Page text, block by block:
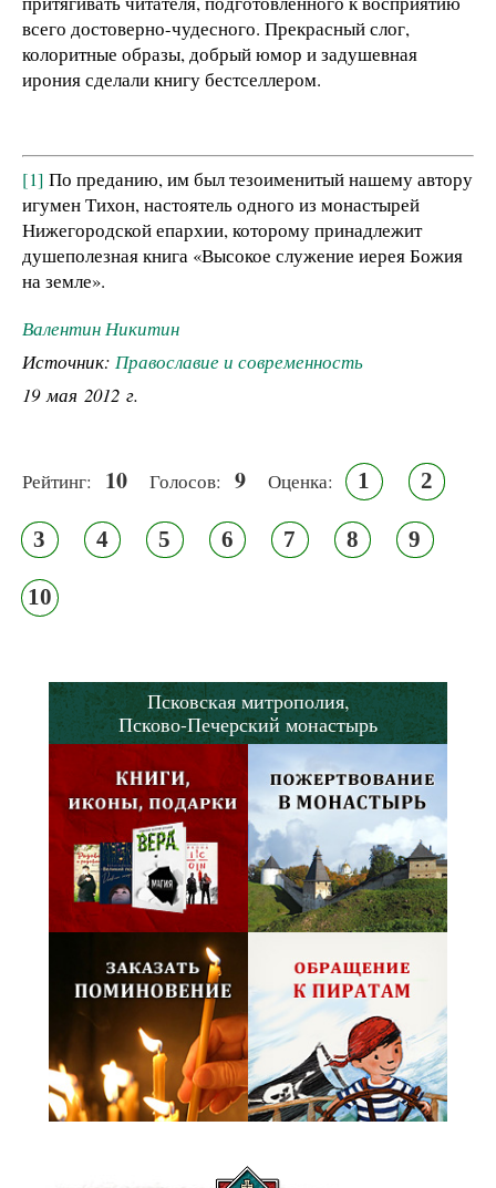
всего достоверно-чудесного. Прекрасный слог,
колоритные образы, добрый юмор и задушевная
ирония сделали книгу бестселлером.
[1] По преданию, им был тезоименитый нашему автору
игумен Тихон, настоятель одного из монастырей
Нижегородской епархии, которому принадлежит
душеполезная книга «Высокое служение иерея Божия
на земле».
Валентин Никитин
Источник: Православие и современность
19 мая 2012 г.
Рейтинг: 10 Голосов: 9 Оценка: 1 2
3 4 5 6 7 8 9
10
Псковская митрополия,
Псково-Печерский монастырь